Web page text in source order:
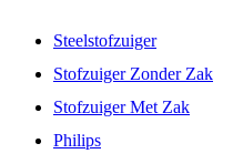
Steelstofzuiger
Stofzuiger Zonder Zak
Stofzuiger Met Zak
Philips